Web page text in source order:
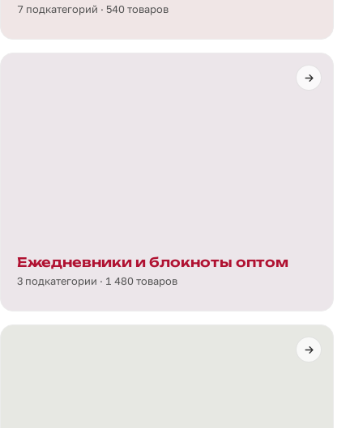
7 подкатегорий · 540 товаров
Ежедневники и блокноты оптом
3 подкатегории · 1 480 товаров